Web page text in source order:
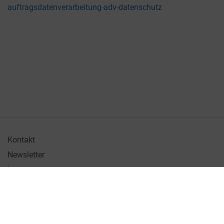
auftragsdatenverarbeitung-adv-datenschutz
Kontakt
Newsletter
Impressum